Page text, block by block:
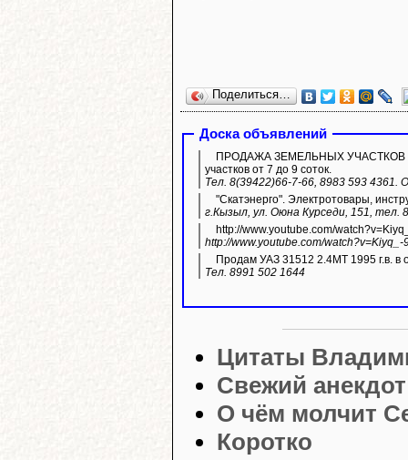
Поделиться…
Доска объявлений
ПРОДАЖА ЗЕМЕЛЬНЫХ УЧАСТКОВ
участков от 7 до 9 соток.
Тел. 8(39422)66-7-66, 8983 593
"Скатэнерго". Электротовары,
г.Кызыл, ул. Оюна Курседи, 151, тел.
http://www.youtube.com/
http://www.youtube.com/watch?v=Kiyq_-
Продам УАЗ 31512 2.4МТ 1995 г.в. в
Тел. 8991 502 1644
Цитаты
Свежий анекдот
О чём молчит
Коротко